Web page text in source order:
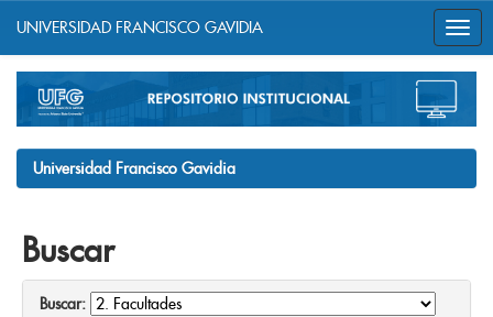
navigation
UNIVERSIDAD FRANCISCO GAVIDIA
Universidad Francisco Gavidia
Buscar
Buscar: